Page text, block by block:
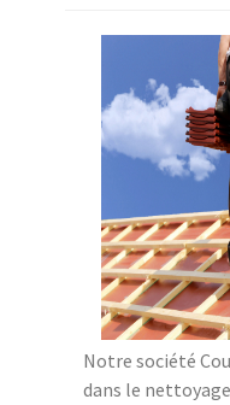
Notre société
dans le